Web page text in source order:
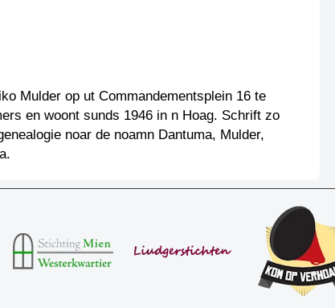
Mulder op ut Commandementsplein 16 te
en woont sunds 1946 in n Hoag. Schrift zo
noar de noamn Dantuma, Mulder,